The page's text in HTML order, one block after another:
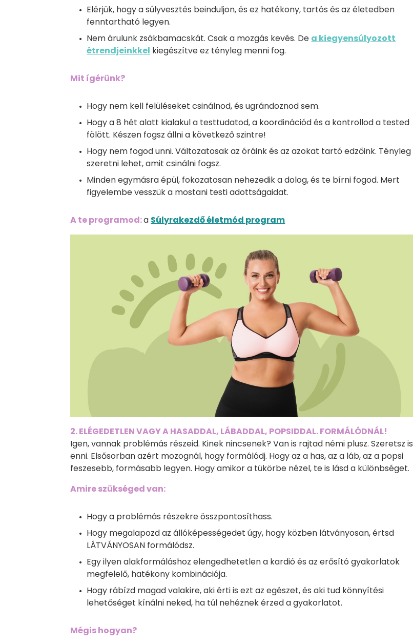
Elérjük, hogy a súlyvesztés beinduljon, és ez hatékony, tartós és az életedben
fenntartható legyen.
Nem árulunk zsákbamacskát. Csak a mozgás kevés. De a kiegyensúlyozott
étrendjeinkkel kiegészítve ez tényleg menni fog.
Mit ígérünk?
Hogy nem kell felüléseket csinálnod, és ugrándoznod sem.
Hogy a 8 hét alatt kialakul a testtudatod, a koordinációd és a kontrollod a tested
fölött. Készen fogsz állni a következő szintre!
Hogy nem fogod unni. Változatosak az óráink és az azokat tartó edzőink. Tényleg
szeretni lehet, amit csinálni fogsz.
Minden egymásra épül, fokozatosan nehezedik a dolog, és te bírni fogod. Mert
figyelembe vesszük a mostani testi adottságaidat.
A te programod:a Súlyrakezdő életmód program
2. ELÉGEDETLEN VAGY A HASADDAL, LÁBADDAL, POPSIDDAL. FORMÁLÓDNÁL!
Igen, vannak problémás részeid. Kinek nincsenek? Van is rajtad némi plusz. Szeretsz is
enni. Elsősorban azért mozognál, hogy formálódj. Hogy az a has, az a láb, az a popsi
feszesebb, formásabb legyen. Hogy amikor a tükörbe nézel, te is lásd a különbséget.
Amire szükséged van:
Hogy a problémás részekre összpontosíthass.
Hogy megalapozd az állóképességedet úgy, hogy közben látványosan, értsd
LÁTVÁNYOSAN formálódsz.
Egy ilyen alakformáláshoz elengedhetetlen a kardió és az erősító gyakorlatok
megfelelő, hatékony kombinációja.
Hogy rábízd magad valakire, aki érti is ezt az egészet, és aki tud könnyítési
lehetőséget kínálni neked, ha túl nehéznek érzed a gyakorlatot.
Mégis hogyan?